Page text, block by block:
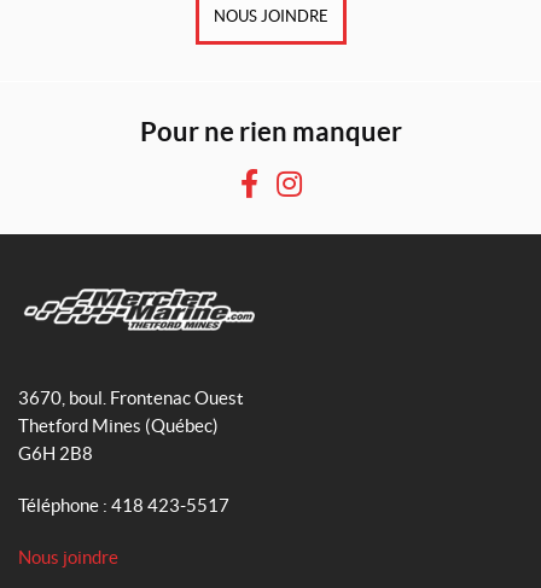
NOUS JOINDRE
Pour ne rien manquer
F
b
k
I
e
r
c
i
e
r
M
a
3670, boul. Frontenac Ouest
Thetford Mines (Québec)
G6H 2B8
Téléphone : 418 423-5517
Nous joindre